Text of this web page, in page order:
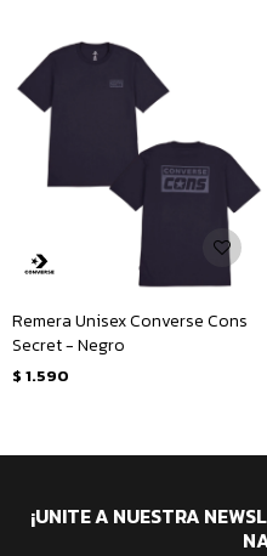
Remera Unisex Converse Cons
Secret - Negro
$ 1.590
¡UNITE A NUESTRA